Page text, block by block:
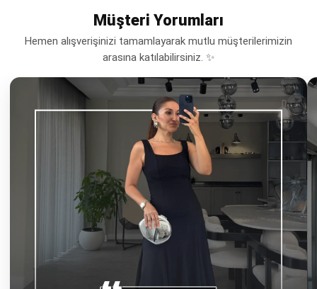
Müşteri Yorumları
Hemen alışverişinizi tamamlayarak mutlu müşterilerimizin
arasına katılabilirsiniz. ✨